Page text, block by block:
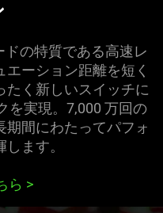
の特質である高速レ
ーション距離を短く
たく新しいスイッチに
を実現。7,000 万回の
期間にわたってパフォ
ます。
ら >